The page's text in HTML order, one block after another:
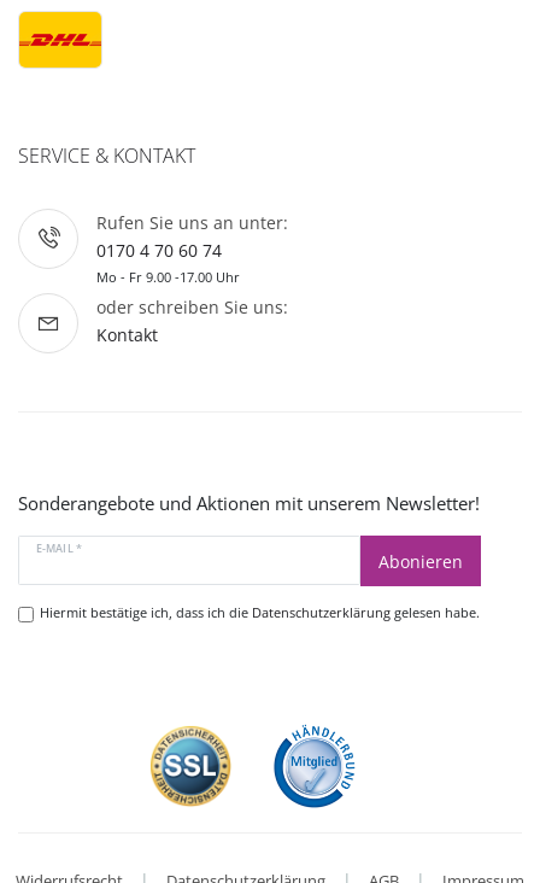
SERVICE & KONTAKT
Rufen Sie uns an unter:
0170 4 70 60 74
Mo - Fr 9.00 -17.00 Uhr
oder schreiben Sie uns:
Kontakt
Sonderangebote und Aktionen mit unserem Newsletter!
E-MAIL *
Abonieren
Hiermit bestätige ich, dass ich die Datenschutzerklärunggelesen habe.